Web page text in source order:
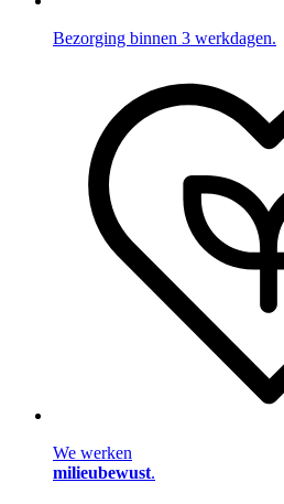
Bezorging binnen 3 werkdagen.
We werken
milieubewust.